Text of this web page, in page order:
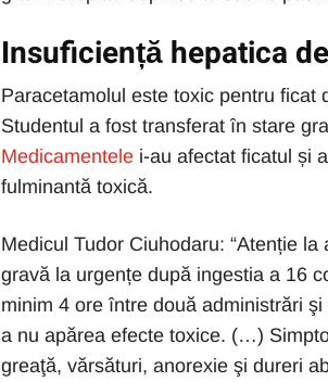
Insuficiență hepatica
Paracetamolul este toxic pentru ficat
Studentul a fost transferat în stare
Medicamentele i-au afectat ficatul și
fulminantă toxică.
Medicul Tudor Ciuhodaru: “Atenție
gravă la urgențe după ingestia a 16
minim 4 ore între două administrări
a nu apărea efecte toxice. (…)
greaţă, vărsături, anorexie şi dureri